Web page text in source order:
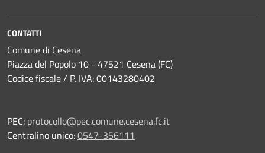
CONTATTI
Comune di Cesena
Piazza del Popolo 10 - 47521 Cesena (FC)
Codice fiscale / P. IVA: 00143280402
PEC: protocollo@pec.comune.cesena.fc.it
Centralino unico:0547-356111